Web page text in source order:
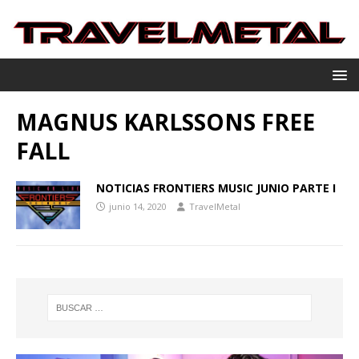
MAGNUS KARLSSONS FREE
FALL
NOTICIAS FRONTIERS MUSIC JUNIO PARTE I
junio 14, 2020 TravelMetal